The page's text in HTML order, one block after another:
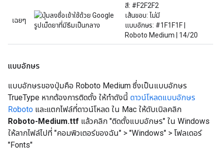
เฉยๆ
สี: #F2F2F2
เส้นขอบ: ไม่มี
แบบอักษร: #1F1F1F |
Roboto Medium | 14/20
แบบอักษร
แบบอักษรของปุ่มคือ Roboto Medium ซึ่งเป็นแบบอักษร
TrueType หากต้องการติดตั้ง ให้ทำดังนี้ ดาวน์โหลดแบบอักษร
Roboto และแตกไฟล์ที่ดาวน์โหลด ใน Mac ให้ดับเบิลคลิก
Roboto-Medium.ttf แล้วคลิก "ติดตั้งแบบอักษร" ใน Windows
ให้ลากไฟล์ไปที่ "คอมพิวเตอร์ของฉัน" > "Windows" > โฟลเดอร์
"Fonts"